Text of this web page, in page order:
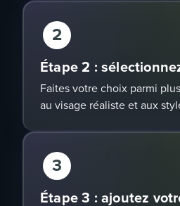
2
Étape 2 :
Faites votre choix parmi
au visage réaliste et aux
3
Étape 3 : ajoutez